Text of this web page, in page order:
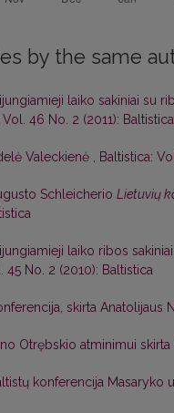
by the same
laiko sakiniai su
Vol. 46 No. 2 (2011): Baltistica
Valeckienė , Baltistica:
Schleicherio Lietuvių
laiko ribos
45 No. 2 (2010): Baltistica
skirta Anatolijaus
Otrębskio atminimui
konferencija Masaryko